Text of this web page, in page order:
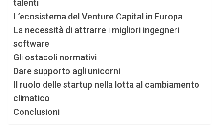
talenti
L’ecosistema del Venture Capital in Europa
La necessità di attrarre i migliori ingegneri
software
Gli ostacoli normativi
Dare supporto agli unicorni
Il ruolo delle startup nella lotta al cambiamento
climatico
Conclusioni